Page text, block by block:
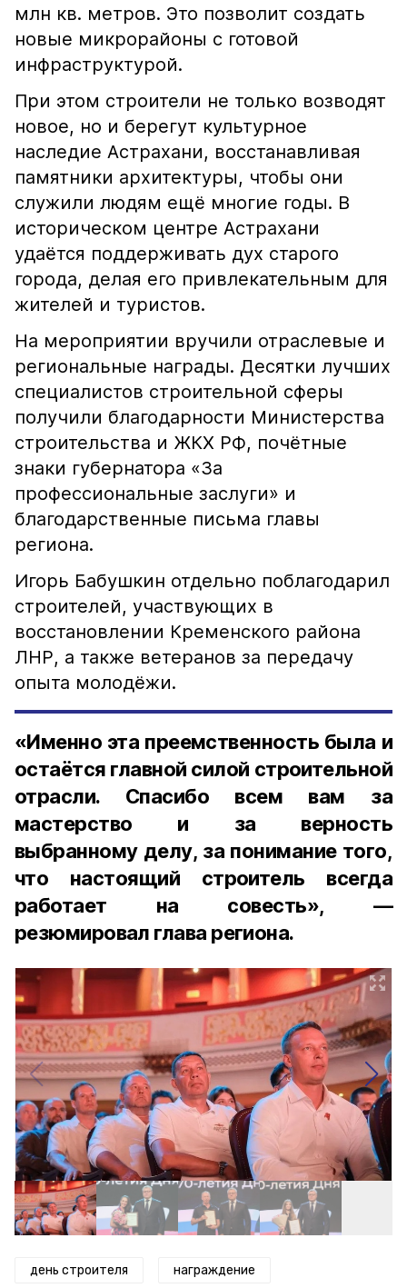
млн кв. метров. Это позволит создать
новые микрорайоны с готовой
инфраструктурой.
При этом строители не только возводят
новое, но и берегут культурное
наследие Астрахани, восстанавливая
памятники архитектуры, чтобы они
служили людям ещё многие годы. В
историческом центре Астрахани
удаётся поддерживать дух старого
города, делая его привлекательным для
жителей и туристов.
На мероприятии вручили отраслевые и
региональные награды. Десятки лучших
специалистов строительной сферы
получили благодарности Министерства
строительства и ЖКХ РФ, почётные
знаки губернатора «За
профессиональные заслуги» и
благодарственные письма главы
региона.
Игорь Бабушкин отдельно поблагодарил
строителей, участвующих в
восстановлении Кременского района
ЛНР, а также ветеранов за передачу
опыта молодёжи.
«Именно эта преемственность была и
остаётся главной силой строительной
отрасли. Спасибо всем вам за
мастерство и за верность
выбранному делу, за понимание того,
что настоящий строитель всегда
работает на совесть», —
резюмировал глава региона.
день строителя награждение